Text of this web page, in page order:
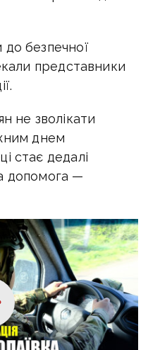
безпечної
представники
не зволікати
днем
стає дедалі
допомога —